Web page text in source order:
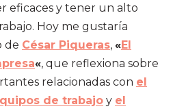
eficaces y tener un alto
Hoy me gustaría
de César Piqueras, «El
«, que reflexiona sobre
relacionadas con el
de trabajo y el